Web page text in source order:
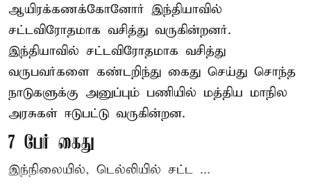
ஆயிரக்கணக்கோனோர் இந்தியாவில்
சட்டவிரோதமாக வசித்து வருகின்றனர்.
இந்தியாவில் சட்டவிரோதமாக வசித்து
வருபவர்களை கண்டறிந்து கைது செய்து சொந்த
நாடுகளுக்கு அனுப்பும் பணியில் மத்திய மாநில
அரசுகள் ஈடுபட்டு வருகின்றன.
7 பேர் கைது
இந்நிலையில், டெல்லியில் சட்ட ...